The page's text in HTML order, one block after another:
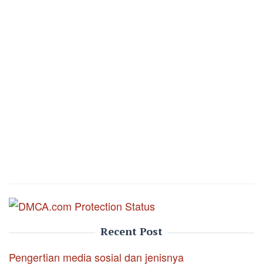
Recent Post
Pengertian media sosial dan jenisnya